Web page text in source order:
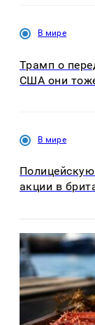
В мире
Трамп о
США они
В мире
акции в